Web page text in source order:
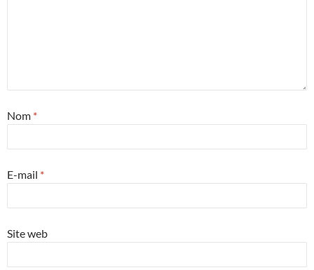
Nom *
E-mail *
Site web